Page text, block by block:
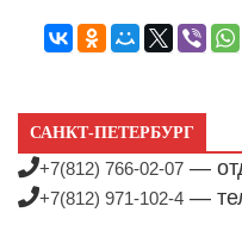
САНКТ-ПЕТЕРБУРГ
+7(812) 766-02-07 —
+7(812) 971-102-4 —